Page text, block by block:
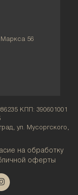
Маркса 56
КПП: 390601001
ул. Мусоргского,
на обработку
оферты